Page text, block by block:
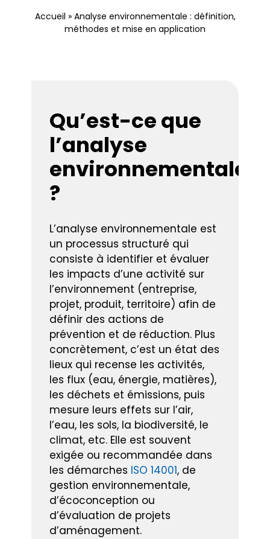
Nous contacter
Accueil » Analyse environnementale : définition,
méthodes et mise en application
Qu’est-ce que
l’analyse
environnementale
?
L’analyse environnementale est
un processus structuré qui
consiste à identifier et évaluer
les impacts d’une activité sur
l’environnement (entreprise,
projet, produit, territoire) afin de
définir des actions de
prévention et de réduction. Plus
concrètement, c’est un état des
lieux qui recense les activités,
les flux (eau, énergie, matières),
les déchets et émissions, puis
mesure leurs effets sur l’air,
l’eau, les sols, la biodiversité, le
climat, etc. Elle est souvent
exigée ou recommandée dans
les démarches ISO 14001, de
gestion environnementale,
d’écoconception ou
d’évaluation de projets
d’aménagement.